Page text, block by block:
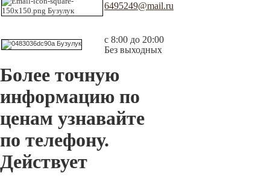
6495249@mail.ru
с 8:00 до 20:00
Без выходных
Более точную
информацию по
ценам узнавайте
по телефону.
Действует